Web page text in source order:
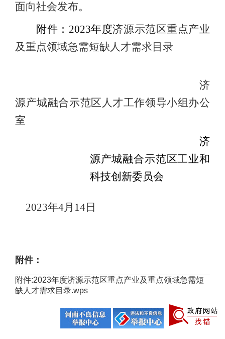
面向社会发布。
附件： 2023年度济源示范区重点产业
及重点领域急需短缺人才需求目录
济
源产城融合示范区人才工作领导小组办公
室
济
源产城融合示范区工业和
科技创新委员会
2023年4月14日
附件：
附件:2023年度济源示范区重点产业及重点领域急需短
缺人才需求目录.wps